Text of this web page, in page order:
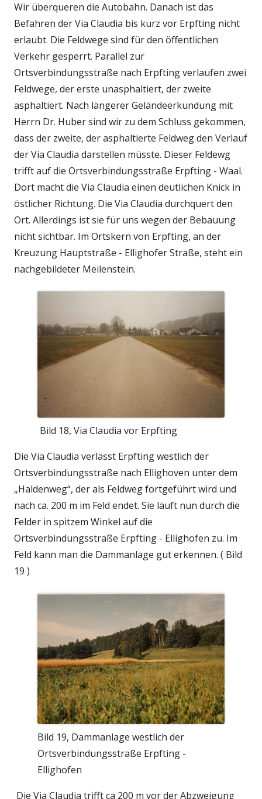
Wir überqueren die Autobahn. Danach ist das
Befahren der Via Claudia bis kurz vor Erpfting nicht
erlaubt. Die Feldwege sind für den öffentlichen
Verkehr gesperrt. Parallel zur
Ortsverbindungsstraße nach Erpfting verlaufen zwei
Feldwege, der erste unasphaltiert, der zweite
asphaltiert. Nach längerer Geländeerkundung mit
Herrn Dr. Huber sind wir zu dem Schluss gekommen,
dass der zweite, der asphaltierte Feldweg den Verlauf
der Via Claudia darstellen müsste. Dieser Feldewg
trifft auf die Ortsverbindungsstraße Erpfting - Waal.
Dort macht die Via Claudia einen deutlichen Knick in
östlicher Richtung. Die Via Claudia durchquert den
Ort. Allerdings ist sie für uns wegen der Bebauung
nicht sichtbar. Im Ortskern von Erpfting, an der
Kreuzung Hauptstraße - Ellighofer Straße, steht ein
nachgebildeter Meilenstein.
Bild 18, Via Claudia vor Erpfting
Die Via Claudia verlässt Erpfting westlich der
Ortsverbindungsstraße nach Ellighoven unter dem
„Haldenweg“, der als Feldweg fortgeführt wird und
nach ca. 200 m im Feld endet. Sie läuft nun durch die
Felder in spitzem Winkel auf die
Ortsverbindungsstraße Erpfting - Ellighofen zu. Im
Feld kann man die Dammanlage gut erkennen. ( Bild
19 )
Bild 19, Dammanlage westlich der
Ortsverbindungsstraße Erpfting -
Ellighofen
Die Via Claudia trifft ca 200 m vor der Abzweigung